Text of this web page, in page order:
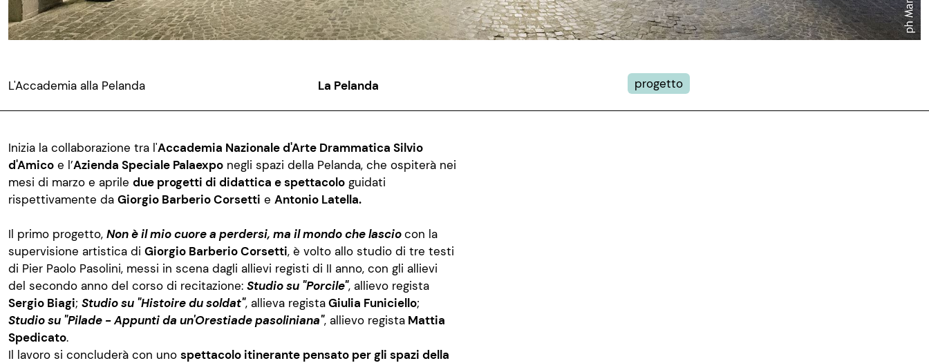
L'Accademia alla Pelanda La Pelanda progetto
Inizia la collaborazione tra l'Accademia Nazionale d'Arte Drammatica Silvio
d'Amico e l’Azienda Speciale Palaexpo negli spazi della Pelanda, che ospiterà nei
mesi di marzo e aprile due progetti di didattica e spettacolo guidati
rispettivamente da Giorgio Barberio Corsetti e Antonio Latella.
Il primo progetto, Non è il mio cuore a perdersi, ma il mondo che lasciocon la
supervisione artistica di Giorgio Barberio Corsetti, è volto allo studio di tre testi
di Pier Paolo Pasolini, messi in scena dagli allievi registi di II anno, con gli allievi
del secondo anno del corso di recitazione: Studio su "Porcile", allievo regista
Sergio Biagi; Studio su "Histoire du soldat", allieva registaGiulia Funiciello;
Studio su "Pilade - Appunti da un'Orestiade pasoliniana", allievo regista Mattia
Spedicato.
Il lavoro si concluderà con uno spettacolo itinerante pensato per gli spazi della